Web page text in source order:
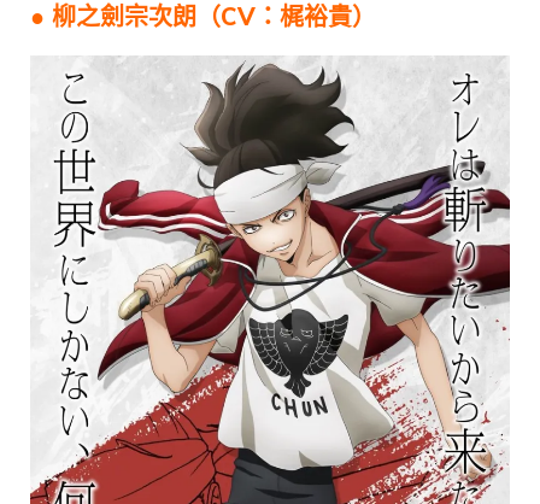
● 柳之劍宗次朗（CV：梶裕貴）